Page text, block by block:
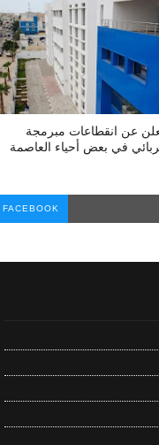
عن انقطاعات مبرمجة
في بعض أحياء العاصمة
FACEBOOK